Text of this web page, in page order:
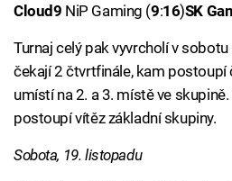
Cloud9 NiP Gaming (9:16)SK
Turnaj celý pak vyvrcholí v
čekají 2 čtvrtfinále, kam postoupí
umístí na 2. a 3. místě ve
postoupí vítěz základní skupiny.
Sobota, 19. listopadu